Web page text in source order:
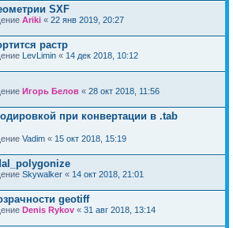
SXF
Ariki « 22 янв 2019, 20:27
растр
LevLimin « 14 дек 2018, 10:12
Игорь Белов « 28 окт 2018, 11:56
при конвертации в .tab
Vadim « 15 окт 2018, 15:19
Skywalker « 14 окт 2018, 21:01
geotiff
Denis Rykov « 31 авг 2018, 13:14